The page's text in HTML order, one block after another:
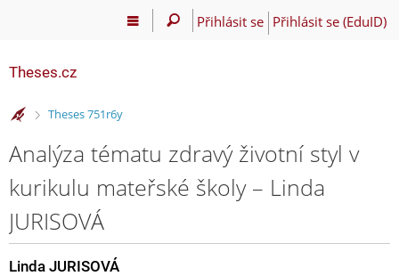
Přihlásit se Přihlásit se (EduID)
Theses.cz
>
Theses 751r6y
Analýza tématu zdravý životní styl v
kurikulu mateřské školy – Linda
JURISOVÁ
Linda JURISOVÁ